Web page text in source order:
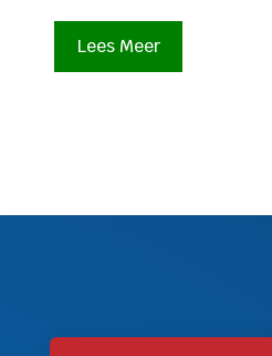
Lees Meer